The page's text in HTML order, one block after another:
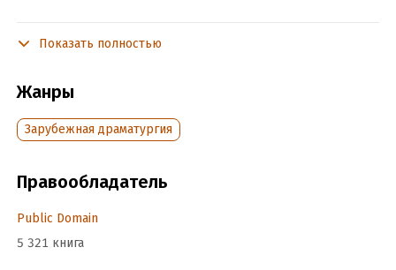
Подробная информация
Год издания:
Дата поступления:28 мая 2017
Время на чтение:2ч.
Показать полностью
Жанры
Зарубежная драматургия
Правообладатель
Public Domain
5 321 книга